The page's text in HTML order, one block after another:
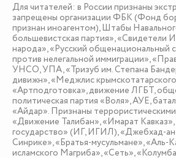
Для читателей: в России признаны
запрещены организации ФБК (Фонд
признан иноагентом), Штабы
большевистская партия», «Свидетели
народа», «Русский общенациональный
против нелегальной иммиграции»,
УНСО, УПА, «Тризуб им. Степана
дивижн», «Меджлис
«Артподготовка», движение ЛГБТ,
политическая партия «Воля», АУЕ,
«Айдар». Признаны
«Движение Талибан», «Имарат
государство» (ИГ, ИГИЛ), «Джебхад-
Синрике», «Братья-мусульмане», «Аль-
исламского Магриба», «Сеть»,